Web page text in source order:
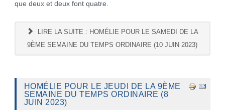
que deux et deux font quatre.
LIRE LA SUITE : HOMÉLIE POUR LE SAMEDI DE LA
9ÈME SEMAINE DU TEMPS ORDINAIRE (10 JUIN 2023)
HOMÉLIE POUR LE JEUDI DE LA 9ÈME
SEMAINE DU TEMPS ORDINAIRE (8
JUIN 2023)